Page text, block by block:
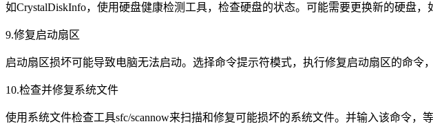
如CrystalDiskInfo，使用硬盘健康检测工具，检查硬盘的状态。可能需要更换新的硬盘，
9.修复启动扇区
启动扇区损坏可能导致电脑无法启动。选择命令提示符模式，执行修复启动扇区的命令
10.检查并修复系统文件
使用系统文件检查工具sfc/scannow来扫描和修复可能损坏的系统文件。并输入该命令，